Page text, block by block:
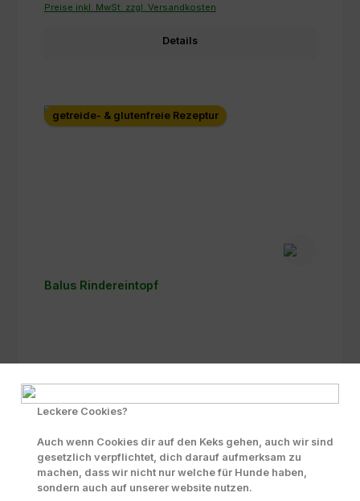
Preise inkl. MwSt. zzgl. Versandkosten
Details
getreide- & glutenfreie Rezeptur
Balus Rindereintopf
Preise inkl. MwSt. zzgl. Versandkosten
Details
Leckere Cookies?
Auch wenn Cookies dir auf den Keks gehen, auch wir sind
gesetzlich verpflichtet, dich darauf aufmerksam zu
machen, dass wir nicht nur welche für Hunde haben,
sondern auch auf unserer website nutzen.